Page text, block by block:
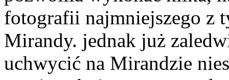
fotografii najmniejszego z
Mirandy. jednak już
uchwycić na Mirandzie